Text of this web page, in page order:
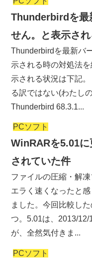
Thunderbirdを最
せん。と表示さ
Thunderbirdを最新バ
示される時の対処法
示される状況は下記
る訳ではない(わたし
Thunderbird 68.3.1...
PCソフト
WinRARを5.01
されていた件
ファイルの圧縮・解
エラく速くなったと
ました。今回比較し
つ。5.01は、2013/
が、全然気付きま...
PCソフト